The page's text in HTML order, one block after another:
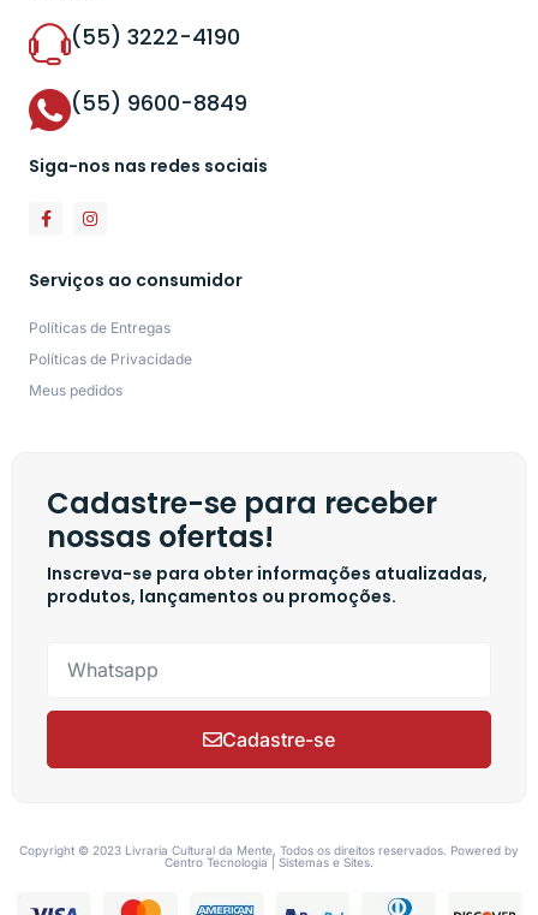
(55) 3222-4190
(55) 9600-8849
Siga-nos nas redes sociais
Serviços ao consumidor
Políticas de Entregas
Políticas de Privacidade
Meus pedidos
Cadastre-se para receber
nossas ofertas!
Inscreva-se para obter informações atualizadas,
produtos, lançamentos ou promoções.
Cadastre-se
Copyright © 2023 Livraria Cultural da Mente, Todos os direitos reservados. Powered by
Centro Tecnologia | Sistemas e Sites.